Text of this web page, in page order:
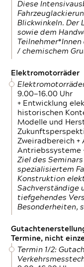
Diese
Blickwinkeln. Der
sowie dem
/ chemischem
Elektromotorräder
9.00—16.00 Uhr
+ Entwicklung
historischen
Modelle und
Zweiradbereich +
Antriebssysteme
Ziel des
spezialisiertem
Konstruktion
Sachverständige
tiefgehendes
Besonderheiten,
Termine, nicht
Termin 1/2: